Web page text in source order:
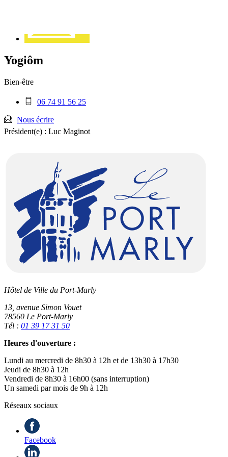
Yogiôm
Bien-être
Téléphone
:
06 74 91 56 25
Nous écrire
Président(e) : Luc Maginot
Hôtel de Ville du Port-Marly
13, avenue Simon Vouet
78560 Le Port-Marly
Tél : 01 39 17 31 50
Heures d'ouverture :
Lundi au mercredi de 8h30 à 12h et de 13h30 à 17h30
Jeudi de 8h30 à 12h
Vendredi de 8h30 à 16h00 (sans interruption)
Un samedi par mois de 9h à 12h
Réseaux sociaux
Facebook